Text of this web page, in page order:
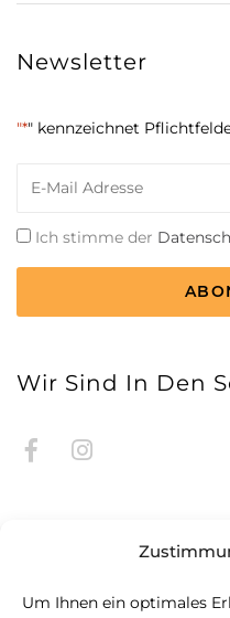
Um Ihnen ein optimales
Newsletter
"*" kennzeichnet
*
Einwilligung
Ich stimme der
CAPTCHA
Wir Sind In Den